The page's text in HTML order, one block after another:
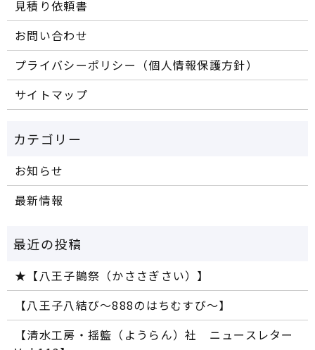
見積り依頼書
お問い合わせ
プライバシーポリシー（個人情報保護方針）
サイトマップ
お知らせ
最新情報
★【八王子鵲祭（かささぎさい）】
【八王子八結び～888のはちむすび～】
【清水工房・揺籃（ようらん）社 ニュースレター